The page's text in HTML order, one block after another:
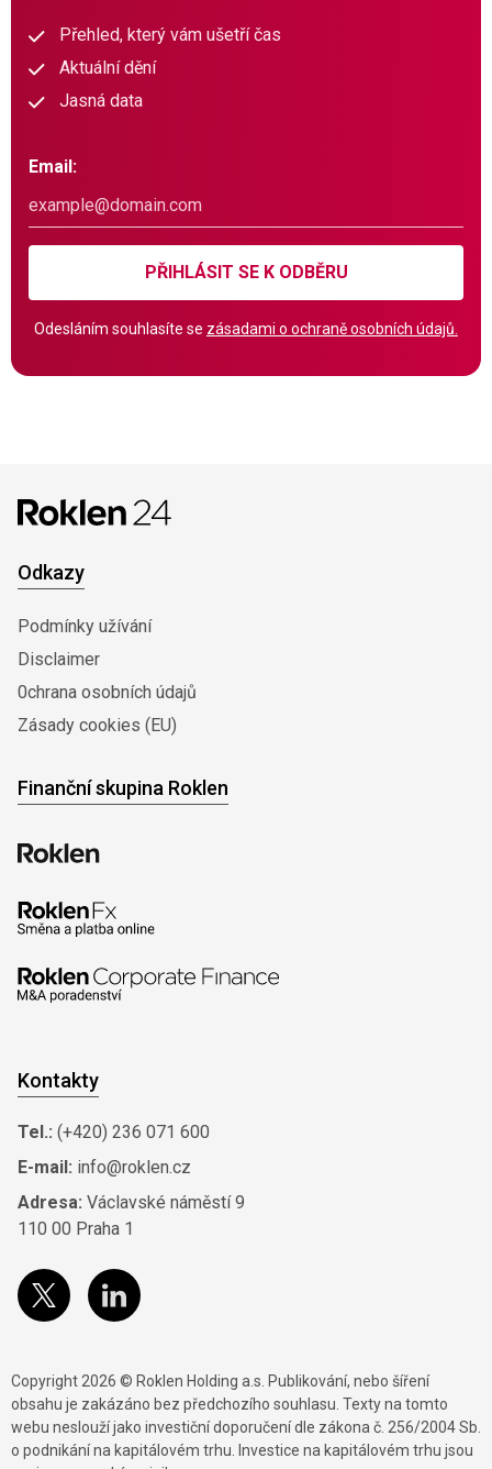
Přehled, který vám ušetří čas
Aktuální dění
Jasná data
Email:
PŘIHLÁSIT SE K ODBĚRU
Odesláním souhlasíte se zásadami o ochraně osobních údajů.
Odkazy
Podmínky užívání
Disclaimer
0chrana osobních údajů
Zásady cookies (EU)
Finanční skupina Roklen
Kontakty
Tel.: (+420) 236 071 600
E-mail: info@roklen.cz
Adresa: Václavské náměstí 9
110 00 Praha 1
Copyright 2026 © Roklen Holding a.s. Publikování, nebo šíření
obsahu je zakázáno bez předchozího souhlasu. Texty na tomto
webu neslouží jako investiční doporučení dle zákona č. 256/2004 Sb.
o podnikání na kapitálovém trhu. Investice na kapitálovém trhu jsou